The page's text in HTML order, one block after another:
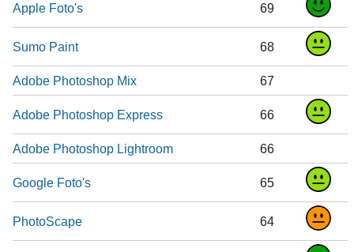
Apple Foto's 69
Sumo Paint 68
Adobe Photoshop Mix 67
Adobe Photoshop Express 66
Adobe Photoshop Lightroom 66
Google Foto's 65
PhotoScape 64